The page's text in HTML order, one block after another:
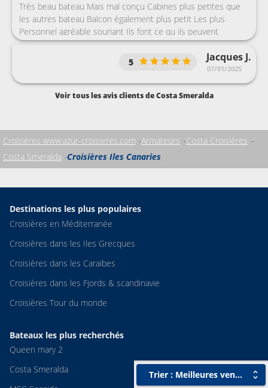
Trier : Meilleures ventes
Très beau bateau Mais mal conçu Cabines plus petites que
les autres bateau Balcon également plus petit Les plus
Personnel agréable souriant Ils font ce qu ils peuvent
souvent débordés Notamment resto....service Très long
Jacques J.
07/01/2025
5
Voir tous les avis clients de Costa Smeralda
Croisières www.azur-croisieres.com Armateurs Costa Croisières
Costa Smeralda Croisières Iles Canaries
Destinations les plus populaires
Croisières en Méditerranée
Croisières dans les Iles Grecques
Croisières dans les Caraibes
Croisières dans les Fjords & scandinavie
Croisières Tour du monde
Bateaux les plus recherchés
Queen mary 2
Costa Smeralda